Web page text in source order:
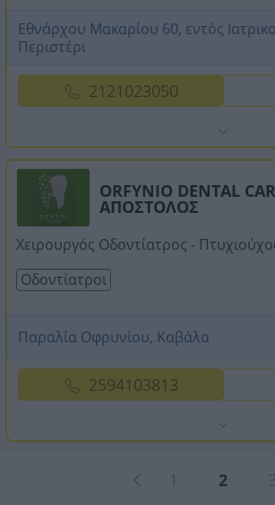
Εθνάρχου Μακαρίου 60, εντός
Περιστέρι
2121023050
ORFYNIO DENTAL
ΑΠΟΣΤΟΛΟΣ
Χειρουργός Οδοντίατρος -
Οδοντίατροι
Παραλία Οφρυνίου, Καβάλα
2594103813
1 2 3